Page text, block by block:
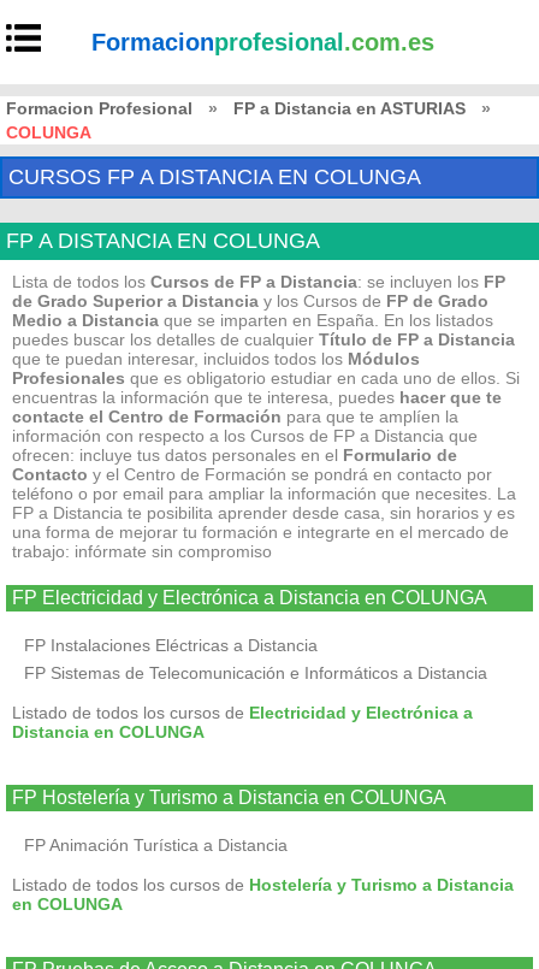
Formacionprofesional .com.es
Formacion Profesional » FP a Distancia en ASTURIAS
»
COLUNGA
CURSOS FP A DISTANCIA EN COLUNGA
FP A DISTANCIA EN COLUNGA
Lista de todos los Cursos de FP a Distancia: se incluyen los FP
de Grado Superior a Distancia y los Cursos de FP de Grado
Medio a Distancia que se imparten en España. En los listados
puedes buscar los detalles de cualquier Título de FP a Distancia
que te puedan interesar, incluidos todos los Módulos
Profesionales que es obligatorio estudiar en cada uno de ellos. Si
encuentras la información que te interesa, puedes hacer que te
contacte el Centro de Formación para que te amplíen la
información con respecto a los Cursos de FP a Distancia que
ofrecen: incluye tus datos personales en el Formulario de
Contacto y el Centro de Formación se pondrá en contacto por
teléfono o por email para ampliar la información que necesites. La
FP a Distancia te posibilita aprender desde casa, sin horarios y es
una forma de mejorar tu formación e integrarte en el mercado de
trabajo: infórmate sin compromiso
FP Electricidad y Electrónica a Distancia en COLUNGA
FP Instalaciones Eléctricas a Distancia
FP Sistemas de Telecomunicación e Informáticos a Distancia
Listado de todos los cursos de Electricidad y Electrónica a
Distancia en COLUNGA
FP Hostelería y Turismo a Distancia en COLUNGA
FP Animación Turística a Distancia
Listado de todos los cursos de Hostelería y Turismo a Distancia
en COLUNGA